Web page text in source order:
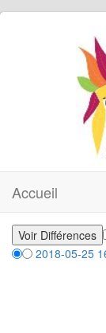
Accueil
2018-05-25